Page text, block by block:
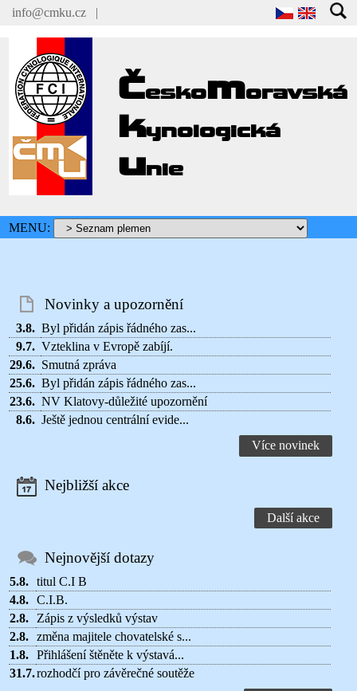
info@cmku.cz |
Českomoravská
kynologická
unie
MENU:
Novinky a upozornění
3.8. Byl přidán zápis řádného zas...
9.7. Vzteklina v Evropě zabíjí.
29.6. Smutná zpráva
25.6. Byl přidán zápis řádného zas...
23.6. NV Klatovy-důležité upozornění
8.6. Ještě jednou centrální evide...
Více novinek
Nejbližší akce
Další akce
Nejnovější dotazy
5.8. titul C.I B
4.8. C.I.B.
2.8.
Zápis z výsledků výstav
2.8. změna majitele chovatelské s...
1.8. Přihlášení štěněte k výstavá...
31.7.rozhodčí pro závěrečné soutěže